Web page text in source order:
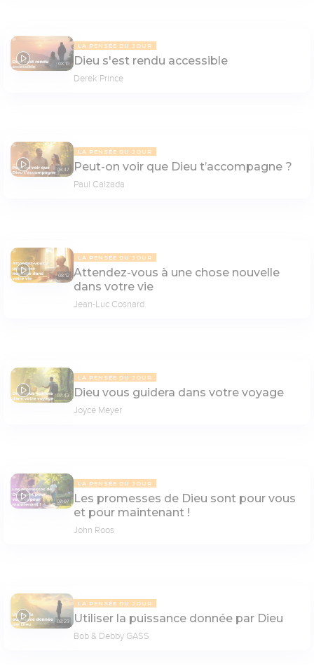
08:10
LA PENSÉE DU JOUR
Dieu s'est rendu accessible
Derek Prince
08:47
LA PENSÉE DU JOUR
Peut-on voir que Dieu t’accompagne ?
Paul Calzada
08:12
LA PENSÉE DU JOUR
Attendez-vous à une chose nouvelle
dans votre vie
Jean-Luc Cosnard
07:43
LA PENSÉE DU JOUR
Dieu vous guidera dans votre voyage
Joyce Meyer
07:07
LA PENSÉE DU JOUR
Les promesses de Dieu sont pour vous
et pour maintenant !
John Roos
08:23
LA PENSÉE DU JOUR
Utiliser la puissance donnée par Dieu
Bob & Debby GASS